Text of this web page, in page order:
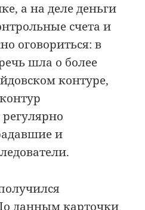
а на деле деньги
счета и
оговориться: в
шла о более
контуре,
и
данным карточки